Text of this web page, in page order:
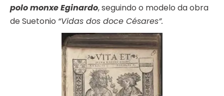
polo monxe Eginardo, seguindo o modelo da obra
de Suetonio “Vidas dos doce Césares”.